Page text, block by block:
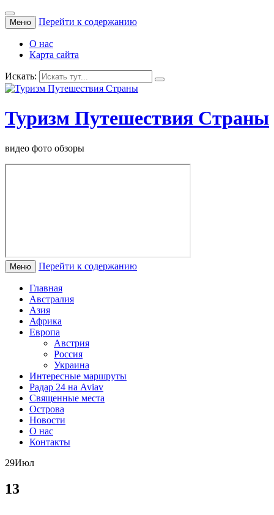
Меню Перейти к содержанию
О нас
Карта сайта
Искать:
Туризм Путешествия Страны
видео фото обзоры
Меню Перейти к содержанию
Главная
Австралия
Азия
Африка
Европа
Австрия
Россия
Украина
Интересные маршруты
Радар 24 на Aviav
Священные места
Острова
Новости
О нас
Контакты
29Июл
13